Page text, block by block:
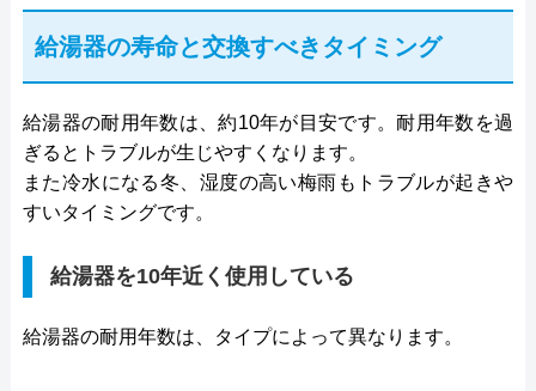
給湯器の寿命と交換すべきタイミング
給湯器の耐用年数は、約10年が目安です。耐用年数を過
ぎるとトラブルが生じやすくなります。
また冷水になる冬、湿度の高い梅雨もトラブルが起きや
すいタイミングです。
給湯器を10年近く使用している
給湯器の耐用年数は、タイプによって異なります。